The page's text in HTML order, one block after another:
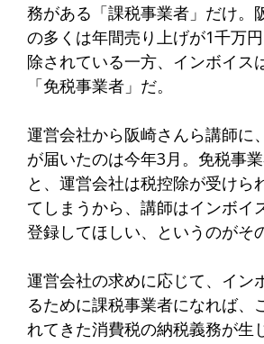
務がある「課税事業者」だけ。
の多くは年間売り上げが1千万
除されている一方、インボイス
「免税事業者」だ。
運営会社から阪崎さんら講師に
が届いたのは今年3月。免税事
と、運営会社は税控除が受けら
てしまうから、講師はインボイ
登録してほしい、というのがそ
運営会社の求めに応じて、イン
るために課税事業者になれば、
れてきた消費税の納税義務が生